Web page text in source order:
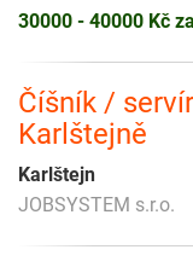
30000 - 40000 Kč
Číšník /
Karlštejně
Karlštejn
JOBSYSTEM s.r.o.